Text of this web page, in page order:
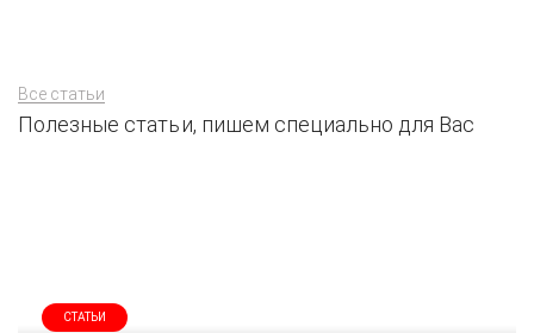
Все статьи
Полезные статьи, пишем специально для Вас
СТАТЬИ